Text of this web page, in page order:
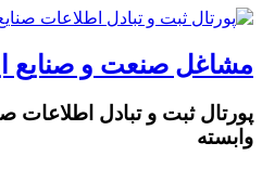
مشاغل صنعت و صنایع
پورتال ثبت و تبادل اطلاعات
وابسته